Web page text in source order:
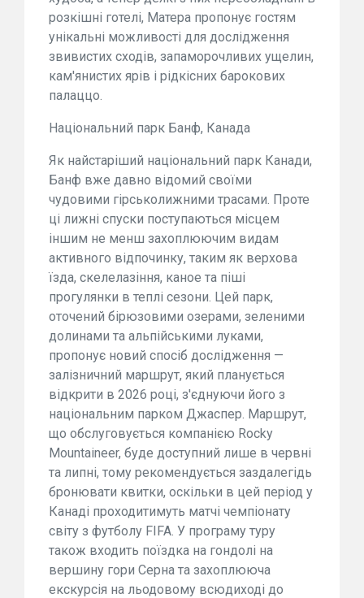
розкішні готелі, Матера пропонує гостям
унікальні можливості для дослідження
звивистих сходів, запаморочливих ущелин,
кам'янистих ярів і рідкісних барокових
палаццо.
Національний парк Банф, Канада
Як найстаріший національний парк Канади,
Банф вже давно відомий своїми
чудовими гірськолижними трасами. Проте
ці лижні спуски поступаються місцем
іншим не менш захоплюючим видам
активного відпочинку, таким як верхова
їзда, скелелазіння, каное та піші
прогулянки в теплі сезони. Цей парк,
оточений бірюзовими озерами, зеленими
долинами та альпійськими луками,
пропонує новий спосіб дослідження —
залізничний маршрут, який планується
відкрити в 2026 році, з'єднуючи його з
національним парком Джаспер. Маршрут,
що обслуговується компанією Rocky
Mountaineer, буде доступний лише в червні
та липні, тому рекомендується заздалегідь
бронювати квитки, оскільки в цей період у
Канаді проходитимуть матчі чемпіонату
світу з футболу FIFA. У програму туру
також входить поїздка на гондолі на
вершину гори Серна та захоплююча
екскурсія на льодовому всюдиході до